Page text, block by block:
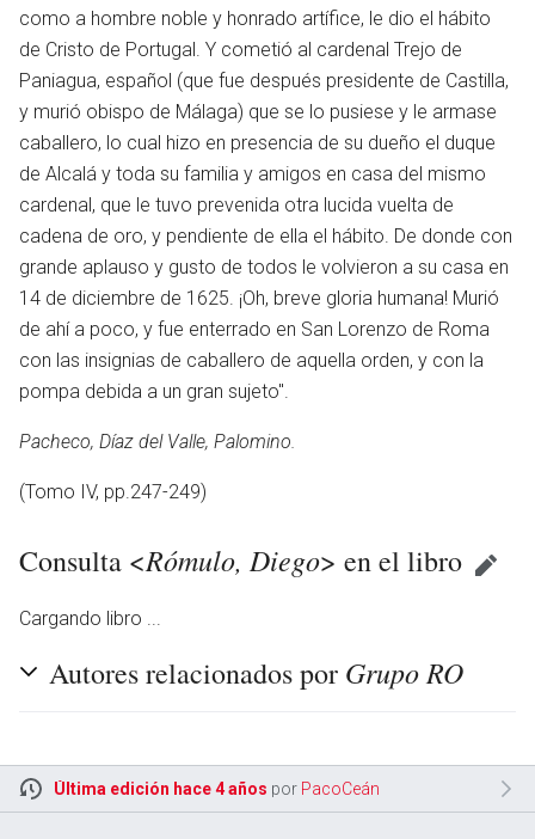
en
como a hombre noble y honrado artífice, le dio el hábito
de Cristo de Portugal. Y cometió al cardenal Trejo de
Paniagua, español (que fue después presidente de Castilla,
y murió obispo de Málaga) que se lo pusiese y le armase
caballero, lo cual hizo en presencia de su dueño el duque
de Alcalá y toda su familia y amigos en casa del mismo
cardenal, que le tuvo prevenida otra lucida vuelta de
cadena de oro, y pendiente de ella el hábito. De donde con
grande aplauso y gusto de todos le volvieron a su casa en
14 de diciembre de 1625. ¡Oh, breve gloria humana! Murió
de ahí a poco, y fue enterrado en San Lorenzo de Roma
con las insignias de caballero de aquella orden, y con la
pompa debida a un gran sujeto".
Pacheco, Díaz del Valle, Palomino.
(Tomo IV, pp.247-249)
Consulta <Rómulo, Diego> en el libro
Cargando libro ...
Autores relacionados por Grupo RO
Última edición hace 4 años por PacoCeán